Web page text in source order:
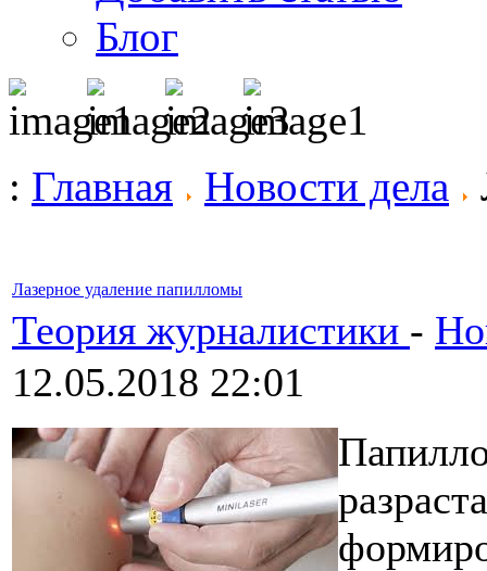
Блог
: Главная Новости дела
Лазерное удаление папилломы
Теория журналистики -
12.05.2018 22:01